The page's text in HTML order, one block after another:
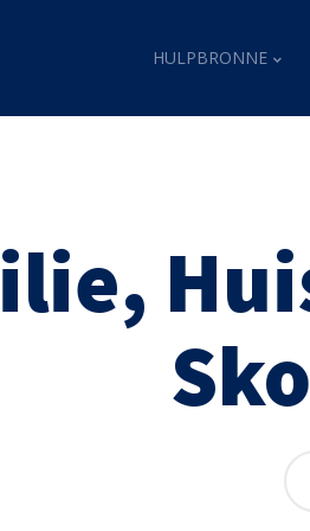
HULPBRONNE